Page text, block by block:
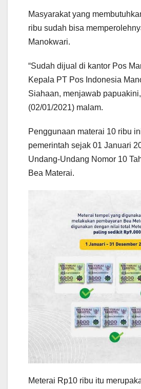
Masyarakat yang
ribu sudah bisa
Manokwari.
“Sudah dijual di kantor Pos
Kepala PT Pos Indonesia
Siahaan, menjawab
(02/01/2021) malam.
Penggunaan materai 10 ribu
pemerintah sejak 01 Januari
Undang-Undang Nomor 10
Bea Materai.
Meterai Rp10 ribu itu